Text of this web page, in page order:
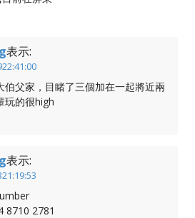
表示:
伯父家，目睹了三個加在一起將近兩
玩的很high
表示:
8710 2781